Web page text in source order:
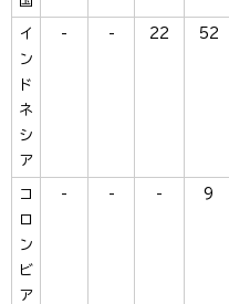
イ
ン
ド
ネ
シ
ア
- - 22 52
コ
ロ
ン
ビ
ア
- - - 9